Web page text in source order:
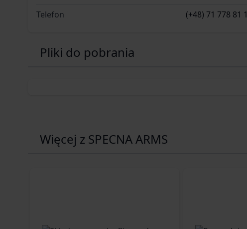
Telefon
(+48) 71 778 81
Pliki do pobrania
Więcej z SPECNA ARMS